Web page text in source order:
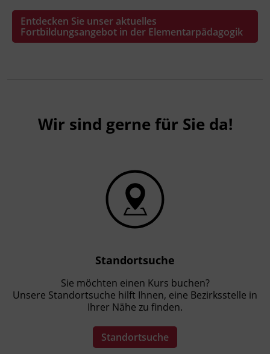
Entdecken Sie unser aktuelles
Fortbildungsangebot in der Elementarpädagogik
Wir sind gerne für Sie da!
Standortsuche
Sie möchten einen Kurs buchen?
Unsere Standortsuche hilft Ihnen, eine Bezirksstelle in
Ihrer Nähe zu finden.
Standortsuche